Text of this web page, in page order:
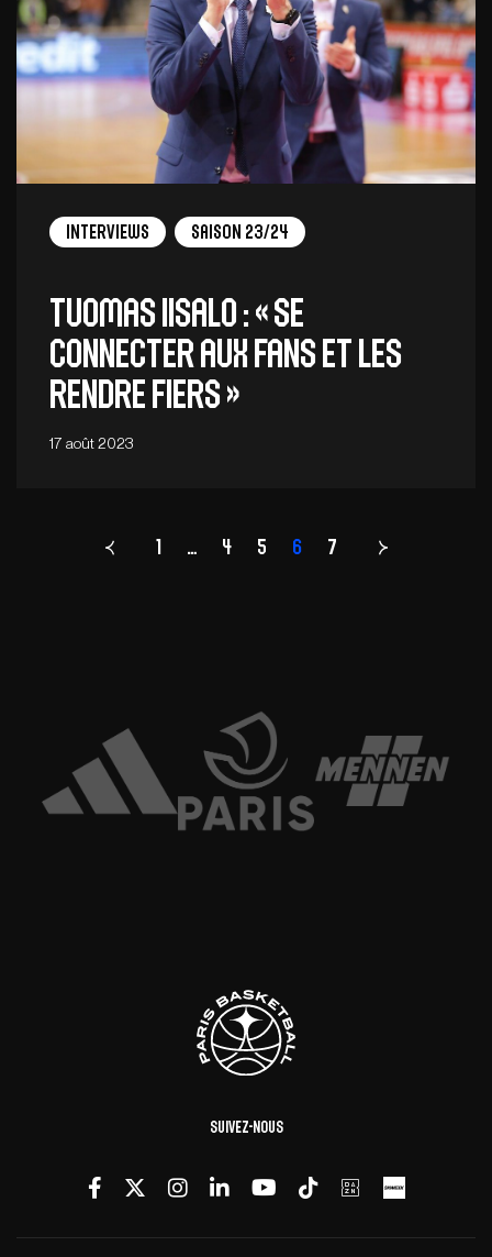
Interviews Saison 23/24
TUOMAS IISALO : « Se
connecter aux fans et les
rendre fiers »
17 août 2023
Page
1 … 4 5 6 7
Suivez-nous